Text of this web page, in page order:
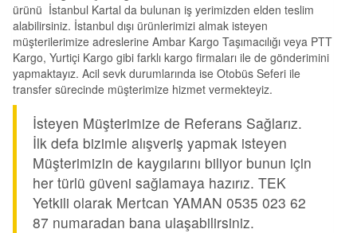
ürünü İstanbul Kartal da bulunan iş yerimizden elden teslim
alabilirsiniz. İstanbul dışı ürünlerimizi almak isteyen
müşterilerimize adreslerine Ambar Kargo Taşımacılığı veya PTT
Kargo, Yurtiçi Kargo gibi farklı kargo firmaları ile de gönderimini
yapmaktayız. Acil sevk durumlarında ise Otobüs Seferi ile
transfer sürecinde müşterimize hizmet vermekteyiz.
İsteyen Müşterimize de Referans Sağlarız.
İlk defa bizimle alışveriş yapmak isteyen
Müşterimizin de kaygılarını biliyor bunun için
her türlü güveni sağlamaya hazırız. TEK
Yetkili olarak Mertcan YAMAN 0535 023 62
87 numaradan bana ulaşabilirsiniz.